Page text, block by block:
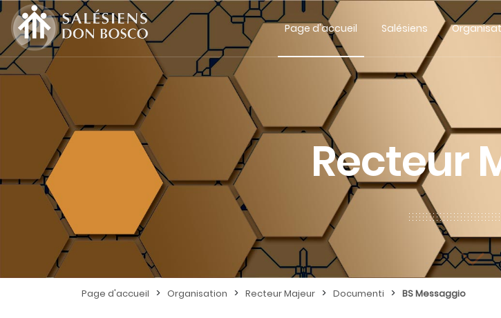
Page d'accueil Salésiens
Recteur
Page d'accueil > Organisation > Recteur Majeur > Documenti > BS Messaggio